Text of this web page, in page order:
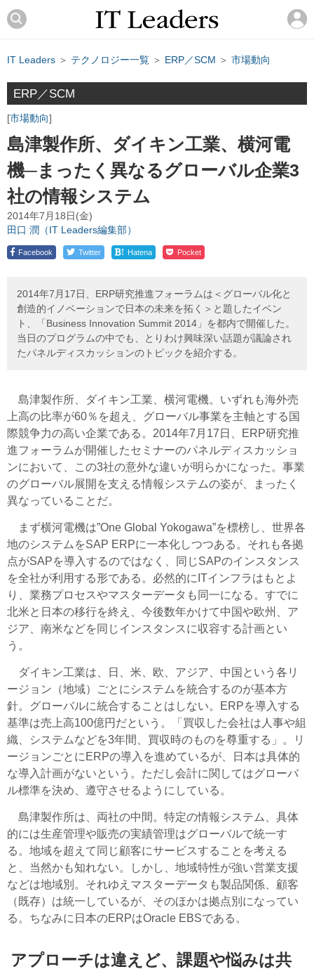
IT Leaders ＞ テクノロジー一覧 ＞ ERP／SCM ＞ 市場動向
ERP／SCM
市場動向
島津製作所、ダイキン工業、横河電
機─まったく異なるグローバル企業3
社の情報システム
2014年7月18日(金)
田口 潤（IT Leaders編集部）
Facebook Twitter ! Hatena Pocket
2014年7月17日、ERP研究推進フォーラムは＜グローバル化と
創造的イノベーションで日本の未来を拓く＞と題したイベン
ト、「Business Innovation Summit 2014」を都内で開催した。
当日のプログラムの中でも、とりわけ興味深い話題が議論され
たパネルディスカッションのトピックを紹介する。
島津製作所、ダイキン工業、横河電機。いずれも海外売
上高の比率が60％を超え、グローバル事業を主軸とする国
際競争力の高い企業である。2014年7月17日、ERP研究推
進フォーラムが開催したセミナーのパネルディスカッショ
ンにおいて、この3社の意外な違いが明らかになった。事業
のグローバル展開を支える情報システムの姿が、まったく
異なっていることだ。
まず横河電機は”One Global Yokogawa”を標榜し、世界各
地のシステムをSAP ERPに一本化しつつある。それも各拠
点がSAPを導入するのではなく、同じSAPのインスタンス
を全社が利用する形である。必然的にITインフラはもとよ
り、業務プロセスやマスターデータも同一になる。すでに
北米と日本の移行を終え、今後数年かけて中国や欧州、ア
ジア、南米などを同じインスタンスに収容する計画とい
う。
ダイキン工業は、日、米、欧、アジア、中国という各リ
ージョン（地域）ごとにシステムを統合するのが基本方
針。グローバルに統合することはしない。ERPを導入する
基準は売上高100億円だという。「買収した会社は人事や組
織、システムなどを3年間、買収時のものを尊重する」。リ
ージョンごとにERPの導入を進めているが、日本は具体的
な導入計画がないという。ただし会計に関してはグローバ
ル標準を決め、遵守させるようにしている。
島津製作所は、両社の中間。特定の情報システム、具体
的には生産管理や販売の実績管理はグローバルで統一す
る。地域を超えて同じ顧客にサービスすることを考える
と、当然かも知れない。しかし、地域特性が強い営業支援
などは地域別。それゆえマスターデータも製品関係、顧客
（既存）は統一しているが、そのほかは拠点別になってい
る。ちなみに日本のERPはOracle EBSである。
アプローチは違えど、課題や悩みは共